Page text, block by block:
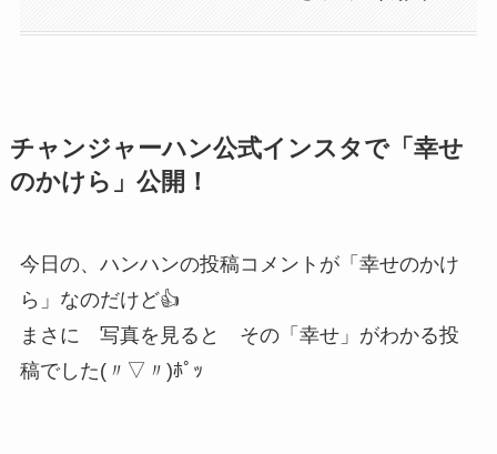
チャンジャーハン公式インスタで「幸せ
のかけら」公開！
今日の、ハンハンの投稿コメントが「幸せのかけ
ら」なのだけど👍
まさに 写真を見ると その「幸せ」がわかる投
稿でした(〃▽〃)ﾎﾟｯ